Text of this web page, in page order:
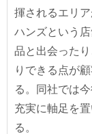
揮されるエリ
ハンズという
品と出会った
りできる点が
る。同社では
充実に軸足を
る。